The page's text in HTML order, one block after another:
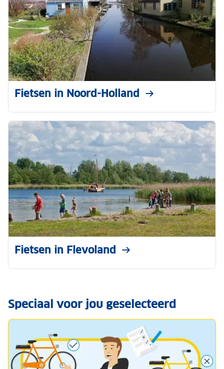
Fietsen in Noord-Holland
Fietsen in Flevoland
Speciaal voor jou geselecteerd